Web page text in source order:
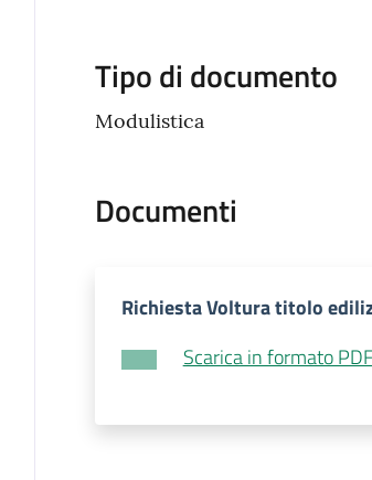
Tipo di documento
Modulistica
Documenti
Richiesta Voltura titolo
Scarica in formato PDF